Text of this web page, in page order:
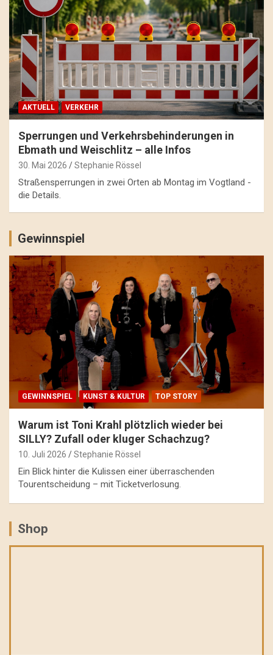
AKTUELL VERKEHR
Sperrungen und Verkehrsbehinderungen in
Ebmath und Weischlitz – alle Infos
30. Mai 2026 Stephanie Rössel
Straßensperrungen in zwei Orten ab Montag im Vogtland -
die Details.
Gewinnspiel
GEWINNSPIEL KUNST & KULTUR TOP STORY
Warum ist Toni Krahl plötzlich wieder bei
SILLY? Zufall oder kluger Schachzug?
10. Juli 2026 Stephanie Rössel
Ein Blick hinter die Kulissen einer überraschenden
Tourentscheidung – mit Ticketverlosung.
Shop